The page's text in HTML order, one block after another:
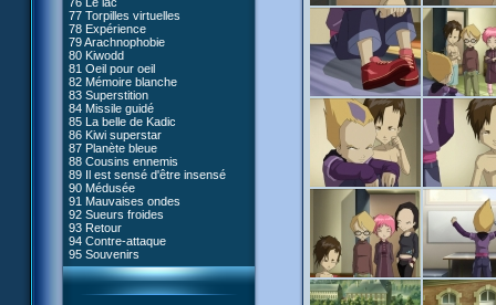
77 Torpilles virtuelles
78 Expérience
79 Arachnophobie
80 Kiwodd
81 Oeil pour oeil
82 Mémoire blanche
83 Superstition
84 Missile guidé
85 La belle de Kadic
86 Kiwi superstar
87 Planète bleue
88 Cousins ennemis
89 Il est sensé d'être insensé
90 Médusée
91 Mauvaises ondes
92 Sueurs froides
93 Retour
94 Contre-attaque
95 Souvenirs
#05 - Rivalité
#06 - Soupçons
#07 - Compte-à-rebours
#08 - Virus
#09 - Comment tromper XANA
#10 - Le réveil du guerrier
#11 - Rendez-vous
#12 - Chaos à Kadic
#13 - Vendredi 13
#14 - Intrusion
#15 - Les sans-codes
#16 - Confusion
#17 - Un avenir professionnel
assuré
#18 - Obstination
#19 - Le piège
#20 - Espionnage
#21 - Faux-semblants
#22 - Mutinerie
#23 - Le blues de Jérémie
#24 - Paradoxe temporel
#25 - Hécatombe
#26 - Ultime mission